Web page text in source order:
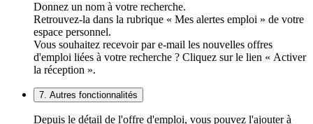
Donnez un nom à votre recherche.
Retrouvez-la dans la rubrique « Mes alertes emploi » de votre
espace personnel.
Vous souhaitez recevoir par e-mail les nouvelles offres
d'emploi liées à votre recherche ? Cliquez sur le lien « Activer
la réception ».
7. Autres fonctionnalités
Depuis le détail de l'offre d'emploi, vous pouvez l'ajouter à